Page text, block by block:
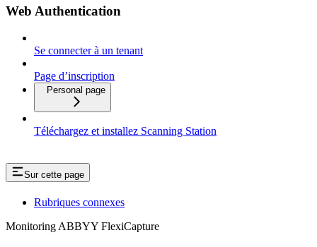
Web Authentication
Se connecter à un tenant
Page d’inscription
Personal page
Téléchargez et installez Scanning Station
Sur cette page
Rubriques connexes
Monitoring ABBYY FlexiCapture